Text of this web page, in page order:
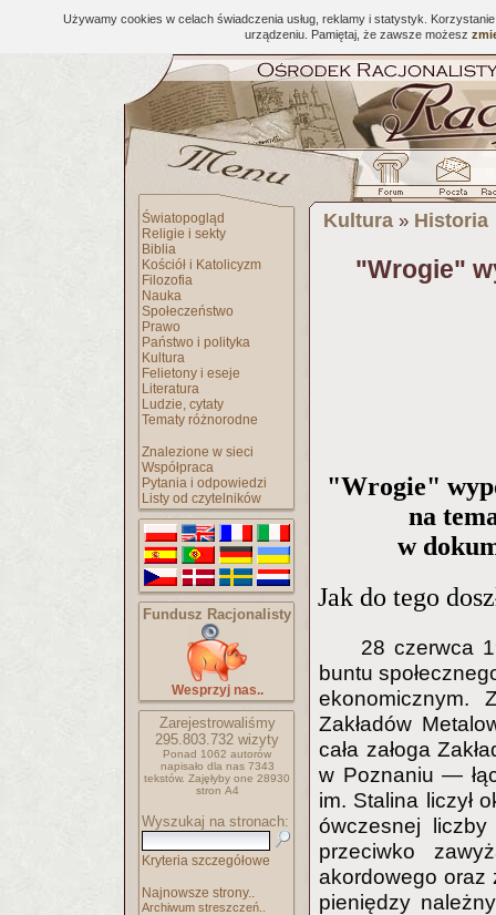
Używamy cookies w celach świadczenia usług, reklamy i statystyk.
urządzeniu. Pamiętaj, że zawsze możesz
Światopogląd
Religie i sekty
Biblia
Kościół i Katolicyzm
Filozofia
Nauka
Społeczeństwo
Prawo
Państwo i polityka
Kultura
Felietony i eseje
Literatura
Ludzie, cytaty
Tematy różnorodne
Znalezione w sieci
Współpraca
Pytania i odpowiedzi
Listy od czytelników
Fundusz Racjonalisty
Wesprzyj nas..
Zarejestrowaliśmy
295.803.732 wizyty
Ponad 1062 autorów
napisało dla nas 7343
tekstów. Zajęłyby one 28930
stron A4
Wyszukaj na stronach:
Kryteria szczegółowe
Najnowsze strony..
Archiwum streszczeń..
Kultura » Historia
"Wrogie"
"Wrogie"
na
w
Jak do tego
28 czerwca
buntu
ekonomicznym.
Zakładów
cała załoga
w Poznaniu —
im. Stalina liczył
ówczesnej liczby
przeciwko
akordowego oraz
pieniędzy